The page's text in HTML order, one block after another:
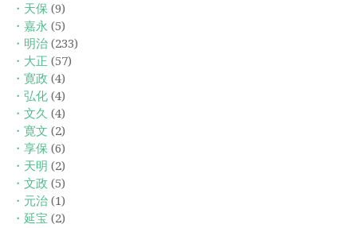
・天保 (9)
・嘉永 (5)
・明治 (233)
・大正 (57)
・寛政 (4)
・弘化 (4)
・文久 (4)
・寛文 (2)
・享保 (6)
・天明 (2)
・文政 (5)
・元治 (1)
・延宝 (2)